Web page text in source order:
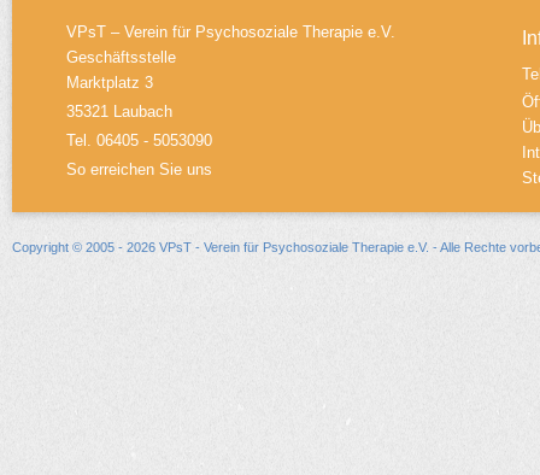
VPsT – Verein für Psychosoziale Therapie e.V.
Geschäftsstelle
Marktplatz 3
35321 Laubach
Tel. 06405 - 5053090
So erreichen Sie uns
Copyright © 2005 - 2026 VPsT - Verein für Psychosoziale Therapie e.V. - Alle Rechte